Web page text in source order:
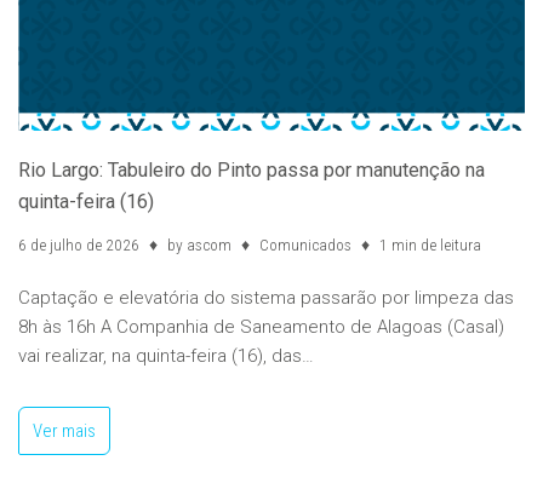
Rio Largo: Tabuleiro do Pinto passa por manutenção na
quinta-feira (16)
6 de julho de 2026 by ascom Comunicados 1 min de leitura
Captação e elevatória do sistema passarão por limpeza das
8h às 16h A Companhia de Saneamento de Alagoas (Casal)
vai realizar, na quinta-feira (16), das…
Ver mais